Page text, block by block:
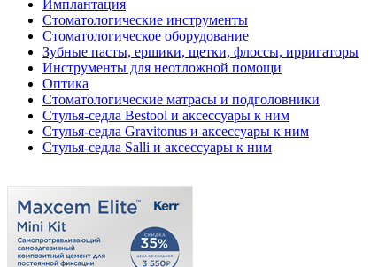
Имплантация
Стоматологические инструменты
Стоматологическое оборудование
Зубные пасты, ершики, щетки, флоссы, ирригаторы
Инструменты для неотложной помощи
Оптика
Стоматологические матрасы и подголовники
Стулья-седла Bestool и аксессуары к ним
Стулья-седла Gravitonus и аксессуары к ним
Стулья-седла Salli и аксессуары к ним